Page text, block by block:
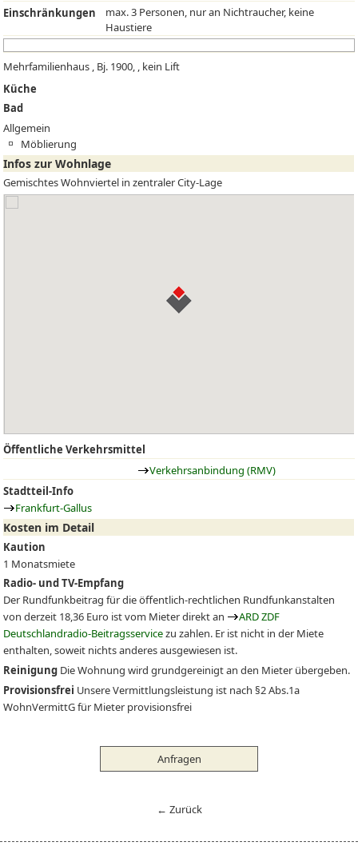
Einschränkungen
max. 3 Personen, nur an Nichtraucher, keine
Haustiere
Mehrfamilienhaus , Bj. 1900, , kein Lift
Küche
Bad
Allgemein
Möblierung
Infos zur Wohnlage
Gemischtes Wohnviertel in zentraler City-Lage
Öffentliche Verkehrsmittel
Verkehrsanbindung (RMV)
Stadtteil-Info
Frankfurt-Gallus
Kosten im Detail
Kaution
1 Monatsmiete
Radio- und TV-Empfang
Der Rundfunkbeitrag für die öffentlich-rechtlichen Rundfunkanstalten
von derzeit 18,36 Euro ist vom Mieter direkt an
ARD ZDF
Deutschlandradio-Beitragsservicezu zahlen. Er ist nicht in der Miete
enthalten, soweit nichts anderes ausgewiesen ist.
Reinigung Die Wohnung wird grundgereinigt an den Mieter übergeben.
Provisionsfrei Unsere Vermittlungsleistung ist nach §2 Abs.1a
WohnVermittG für Mieter provisionsfrei
Anfragen
← Zurück